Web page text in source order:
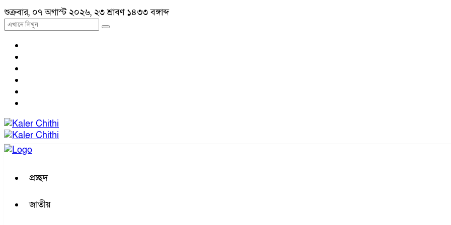
শুক্রবার, ০৭ অগাস্ট ২০২৬, ২৩ শ্রাবণ ১৪৩৩ বঙ্গাব্দ
প্রচ্ছদ
জাতীয়